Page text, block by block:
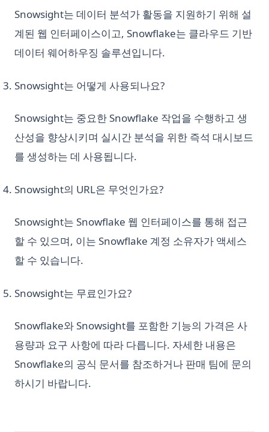
Snowsight는 데이터 분석가 활동을 지원하기 위해 설
계된 웹 인터페이스이고, Snowflake는 클라우드 기반
데이터 웨어하우징 솔루션입니다.
Snowsight는 어떻게 사용되나요?
Snowsight는 중요한 Snowflake 작업을 수행하고 생
산성을 향상시키며 실시간 분석을 위한 즉석 대시보드
를 생성하는 데 사용됩니다.
Snowsight의 URL은 무엇인가요?
Snowsight는 Snowflake 웹 인터페이스를 통해 접근
할 수 있으며, 이는 Snowflake 계정 소유자가 액세스
할 수 있습니다.
Snowsight는 무료인가요?
Snowflake와 Snowsight를 포함한 기능의 가격은 사
용량과 요구 사항에 따라 다릅니다. 자세한 내용은
Snowflake의 공식 문서를 참조하거나 판매 팀에 문의
하시기 바랍니다.